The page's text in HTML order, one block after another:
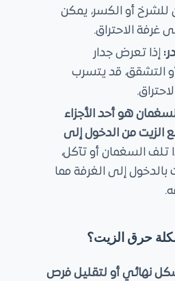
أو الكسر، يمكن
غرفة الاحتراق.
إذا تعرض جدار
التشقق، قد يتسرب
هو أحد الأجزاء
الزيت من الدخول إلى
تلف السغمان أو تآكل،
بالدخول إلى الغرفة مما
حرق الزيت؟
نهائي أو لتقليل فرص